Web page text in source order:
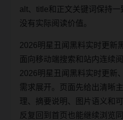
alt、title和正文关键词保持
没有实际阅读价值。
2026明星丑闻黑料实时更新
面向移动端搜索和站内连续
2026明星丑闻黑料实时更新
需求展开。页面先给出清晰
理、摘要说明、图片语义和
反复回到首页也能继续浏览